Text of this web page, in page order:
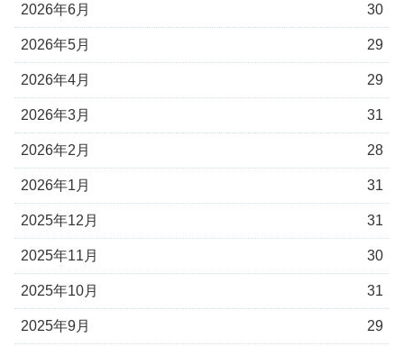
2026年6月 30
2026年5月 29
2026年4月 29
2026年3月 31
2026年2月 28
2026年1月 31
2025年12月 31
2025年11月 30
2025年10月 31
2025年9月 29